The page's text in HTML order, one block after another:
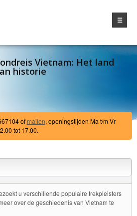
☰
Vietnam: Het land
historie
ofmailen, openingstijden Ma t/m Vr
tot 17.00.
u verschillende populaire trekpleisters
over de geschiedenis van Vietnam te